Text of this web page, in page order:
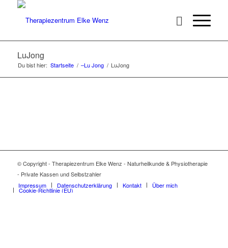
LuJong
Du bist hier: Startseite / –Lu Jong / LuJong
© Copyright - Therapiezentrum Elke Wenz - Naturheilkunde & Physiotherapie
- Private Kassen und Selbstzahler
Impressum
Datenschutzerklärung Kontakt Über mich
Cookie-Richtlinie (EU)